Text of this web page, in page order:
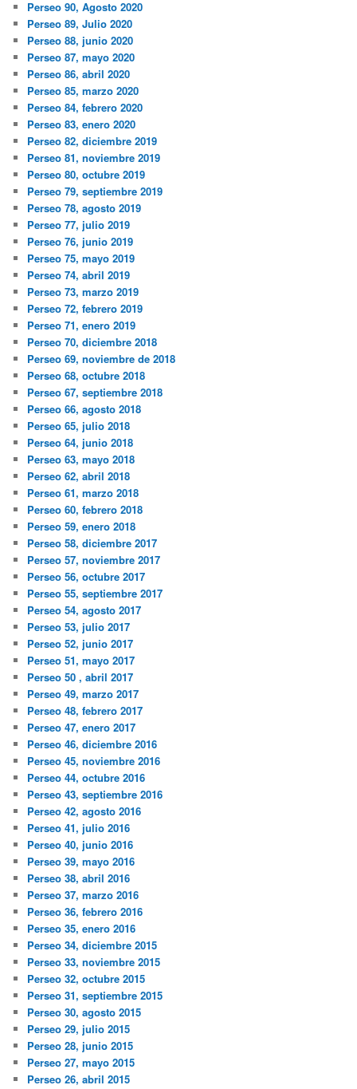
Perseo 90, Agosto 2020
Perseo 89, Julio 2020
Perseo 88, junio 2020
Perseo 87, mayo 2020
Perseo 86, abril 2020
Perseo 85, marzo 2020
Perseo 84, febrero 2020
Perseo 83, enero 2020
Perseo 82, diciembre 2019
Perseo 81, noviembre 2019
Perseo 80, octubre 2019
Perseo 79, septiembre 2019
Perseo 78, agosto 2019
Perseo 77, julio 2019
Perseo 76, junio 2019
Perseo 75, mayo 2019
Perseo 74, abril 2019
Perseo 73, marzo 2019
Perseo 72, febrero 2019
Perseo 71, enero 2019
Perseo 70, diciembre 2018
Perseo 69, noviembre de 2018
Perseo 68, octubre 2018
Perseo 67, septiembre 2018
Perseo 66, agosto 2018
Perseo 65, julio 2018
Perseo 64, junio 2018
Perseo 63, mayo 2018
Perseo 62, abril 2018
Perseo 61, marzo 2018
Perseo 60, febrero 2018
Perseo 59, enero 2018
Perseo 58, diciembre 2017
Perseo 57, noviembre 2017
Perseo 56, octubre 2017
Perseo 55, septiembre 2017
Perseo 54, agosto 2017
Perseo 53, julio 2017
Perseo 52, junio 2017
Perseo 51, mayo 2017
Perseo 50 , abril 2017
Perseo 49, marzo 2017
Perseo 48, febrero 2017
Perseo 47, enero 2017
Perseo 46, diciembre 2016
Perseo 45, noviembre 2016
Perseo 44, octubre 2016
Perseo 43, septiembre 2016
Perseo 42, agosto 2016
Perseo 41, julio 2016
Perseo 40, junio 2016
Perseo 39, mayo 2016
Perseo 38, abril 2016
Perseo 37, marzo 2016
Perseo 36, febrero 2016
Perseo 35, enero 2016
Perseo 34, diciembre 2015
Perseo 33, noviembre 2015
Perseo 32, octubre 2015
Perseo 31, septiembre 2015
Perseo 30, agosto 2015
Perseo 29, julio 2015
Perseo 28, junio 2015
Perseo 27, mayo 2015
Perseo 26, abril 2015